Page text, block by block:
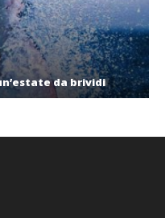
da brividi